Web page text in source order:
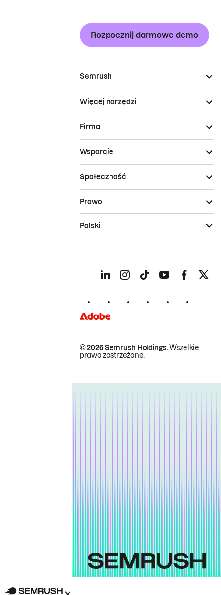
Rozpocznij darmowe demo
Semrush
Więcej narzędzi
Firma
Wsparcie
Społeczność
© 2026 Semrush Holdings.Wszelkie
prawa zastrzeżone.
Prawo
Polski